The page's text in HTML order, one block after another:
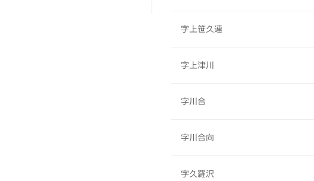
字上笹久連
字上津川
字川合
字川合向
字久羅沢